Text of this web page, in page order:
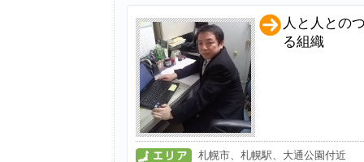
人と人との
る組織
札幌市、札幌駅、大通公園付近